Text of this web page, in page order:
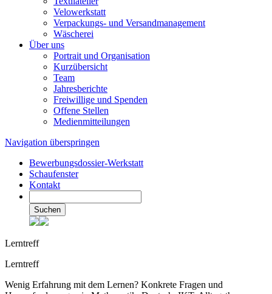
Velowerkstatt
Verpackungs- und Versandmanagement
Wäscherei
Über uns
Portrait und Organisation
Kurzübersicht
Team
Jahresberichte
Freiwillige und Spenden
Offene Stellen
Medienmitteilungen
Navigation überspringen
Bewerbungsdossier-Werkstatt
Schaufenster
Kontakt
Suchen
Lerntreff
Lerntreff
Wenig Erfahrung mit dem Lernen? Konkrete Fragen und